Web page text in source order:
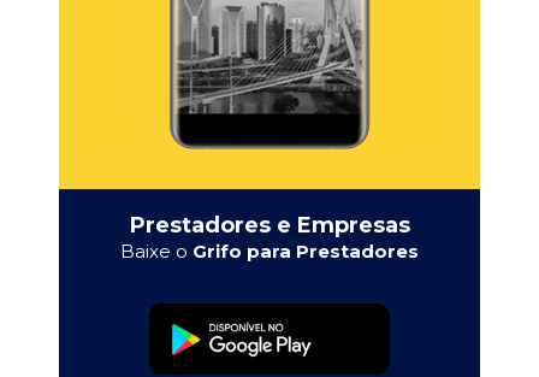
Prestadores e Empresas
Baixe o Grifo para Prestadores